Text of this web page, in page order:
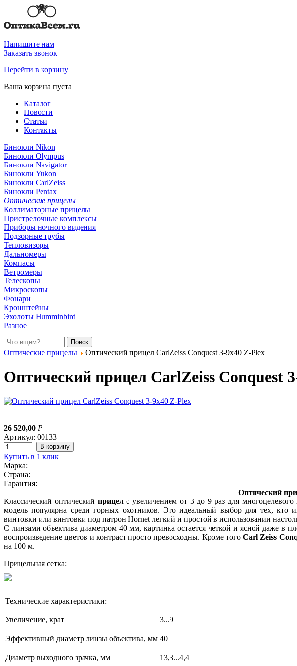
Напишите нам
Заказать звонок
Перейти в корзину
Ваша корзина пуста
Каталог
Новости
Статьи
Контакты
Бинокли Nikon
Бинокли Olympus
Бинокли Navigator
Бинокли Yukon
Бинокли CarlZeiss
Бинокли Pentax
Оптические прицелы
Коллиматорные прицелы
Пристрелочные комплексы
Приборы ночного видения
Подзорные трубы
Тепловизоры
Дальномеры
Компасы
Ветромеры
Телескопы
Микроскопы
Фонари
Кронштейны
Эхолоты Humminbird
Разное
Оптические прицелы Оптический прицел CarlZeiss Conquest 3-9x40 Z-Plex
Оптический прицел CarlZeiss Conquest
26 520,00 Р
Артикул: 00133
Купить в 1 клик
Марка:
Страна:
Гарантия:
Оптический
Классический оптический прицелс увеличением от 3 до 9 раз для многоцелевого
модель популярна среди горных охотников. Это идеальный выбор для тех, кто
винтовки или винтовки под патрон Hornet легкий и простой в использовании
С линзами объектива диаметром 40 мм, картинка остается четкой и ясной даже
воспроизведение цветов и контраст просто превосходны. Кроме того Carl Zeiss
на 100 м.
Прицельная сетка:
Технические характеристики:
Увеличение, крат 3...9
Эффективный диаметр линзы объектива, мм 40
Диаметр выходного зрачка, мм 13,3...4,4